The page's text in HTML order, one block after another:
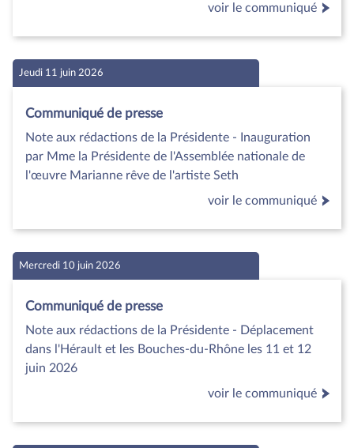
voir le communiqué
Jeudi 11 juin 2026
Communiqué de presse
Note aux rédactions de la Présidente - Inauguration
par Mme la Présidente de l'Assemblée nationale de
l'œuvre Marianne rêve de l'artiste Seth
voir le communiqué
Mercredi 10 juin 2026
Communiqué de presse
Note aux rédactions de la Présidente - Déplacement
dans l'Hérault et les Bouches-du-Rhône les 11 et 12
juin 2026
voir le communiqué